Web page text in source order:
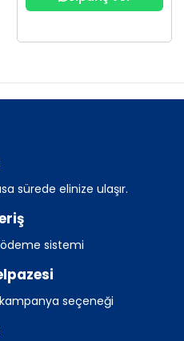
sürede elinize ulaşır.
sistemi
seçeneği